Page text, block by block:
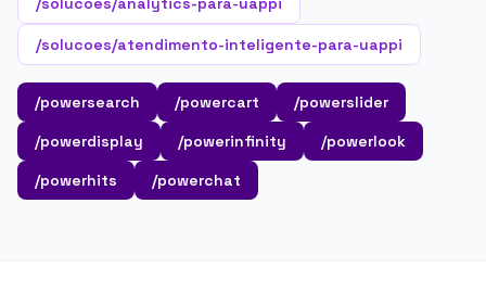
/solucoes/atendimento-inteligente-para-uappi
/powersearch /powercart
/powerslider
/powerdisplay
/powerinfinity
/powerlook
/powerhits
/powerchat